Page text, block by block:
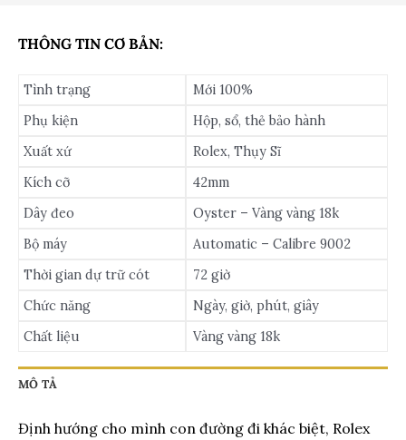
MÔ TẢ
Định hướng cho mình con đường đi khác biệt, Rolex
THÔNG TIN CƠ BẢN:
Tình trạng
Mới 100%
Phụ kiện
Hộp, sổ, thẻ bảo hành
Xuất xứ
Rolex, Thụy Sĩ
Kích cỡ
42mm
Dây đeo
Oyster – Vàng vàng 18k
Bộ máy
Automatic – Calibre 9002
Thời gian dự trữ cót
72 giờ
Chức năng
Ngày, giờ, phút, giây
Chất liệu
Vàng vàng 18k